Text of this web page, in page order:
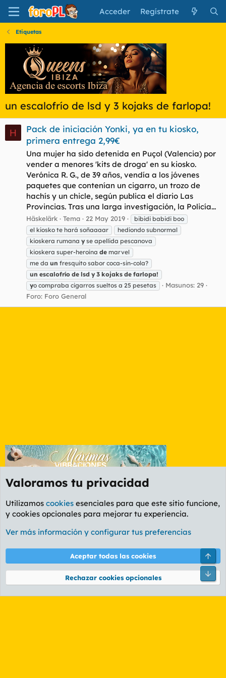
Acceder Regístrate
Etiquetas
un escalofrío de lsd y 3 kojaks de farlopa!
H
Pack de iniciación Yonki, ya en tu kiosko,
primera entrega 2,99€
Una mujer ha sido detenida en Puçol (Valencia) por
vender a menores 'kits de droga' en su kiosko.
Verónica R. G., de 39 años, vendía a los jóvenes
paquetes que contenían un cigarro, un trozo de
hachís y un chicle, según publica el diario Las
Provincias. Tras una larga investigación, la Policía...
Häskelärk Tema 22 May 2019
bibidi babidi boo
el kiosko te hará soñaaaar
hediondo subnormal
kioskera rumana y se apellida pescanova
kioskera super-heroína de marvel
me da un fresquito sabor coca-sin-cola?
un escalofrío de lsd y 3 kojaks de farlopa!
yo compraba cigarros sueltos a 25 pesetas
Masunos: 29
Foro: Foro General
Etiquetas
Cookies
PL OLDSTYLE AMARILLO
Términos y reglas Política de privacidad Ayuda
Community platform by XenForo® © 2010-2026 XenForo Ltd.
Valoramos tu privacidad
Utilizamos cookies esenciales para que este sitio funcione,
y cookies opcionales para mejorar tu experiencia.
Ver más información y configurar tus preferencias
Aceptar todas las cookies
Rechazar cookies opcionales
Pie